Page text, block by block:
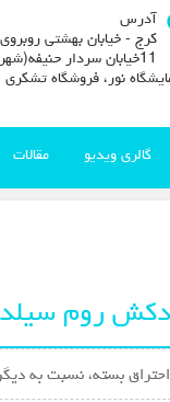
آدرس
کرج - خیابان بهشتی
11خیابان سردار
نور، فروشگاه تشکری
گالری ویدیو مقالات
روم
بسته، نسبت به